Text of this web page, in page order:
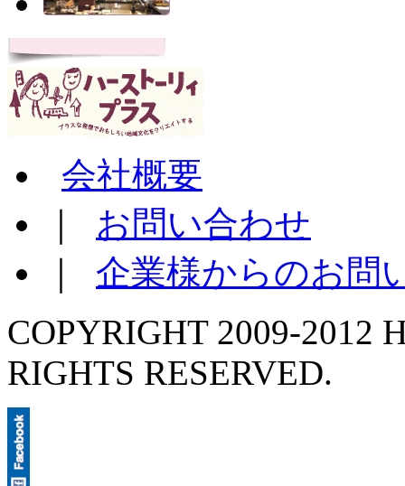
会社概要
お問い合わせ
企業様からのお問
COPYRIGHT 2009-2012
RIGHTS RESERVED.